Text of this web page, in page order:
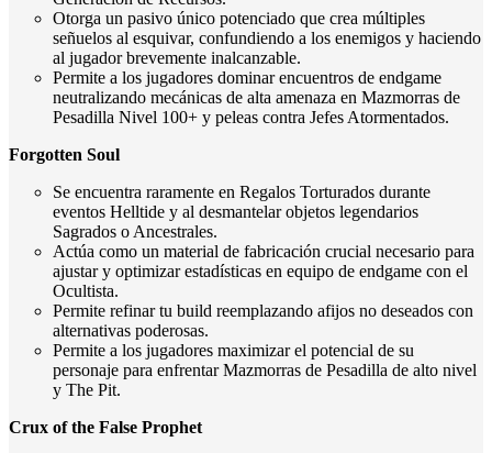
Otorga un pasivo único potenciado que crea múltiples
señuelos al esquivar, confundiendo a los enemigos y haciendo
al jugador brevemente inalcanzable.
Permite a los jugadores dominar encuentros de endgame
neutralizando mecánicas de alta amenaza en Mazmorras de
Pesadilla Nivel 100+ y peleas contra Jefes Atormentados.
Forgotten Soul
Se encuentra raramente en Regalos Torturados durante
eventos Helltide y al desmantelar objetos legendarios
Sagrados o Ancestrales.
Actúa como un material de fabricación crucial necesario para
ajustar y optimizar estadísticas en equipo de endgame con el
Ocultista.
Permite refinar tu build reemplazando afijos no deseados con
alternativas poderosas.
Permite a los jugadores maximizar el potencial de su
personaje para enfrentar Mazmorras de Pesadilla de alto nivel
y The Pit.
Crux of the False Prophet